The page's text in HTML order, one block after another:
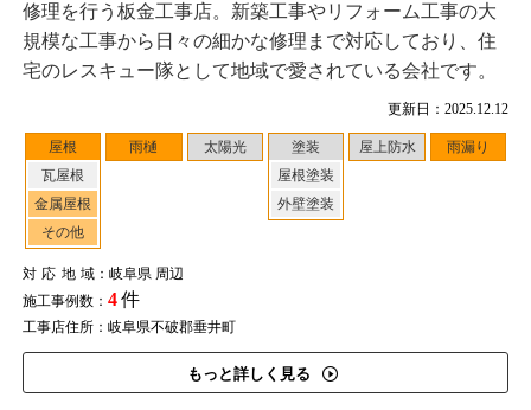
更新日：2025.12.12
屋根
瓦屋根
金属屋根
その他
雨樋 太陽光
塗装
屋根塗装
外壁塗装
屋上防水 雨漏り
対応地域：岐阜県 周辺
施工事例数： 4件
工事店住所：岐阜県不破郡垂井町
もっと詳しく見る
修理を行う板金工事店。新築工事やリフォーム工事の大
規模な工事から日々の細かな修理まで対応しており、住
宅のレスキュー隊として地域で愛されている会社です。